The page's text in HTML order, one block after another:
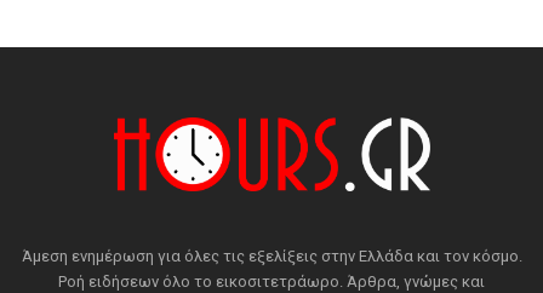
Άμεση ενημέρωση για όλες τις εξελίξεις στην Ελλάδα και τον κόσμο.
Ροή ειδήσεων όλο το εικοσιτετράωρο. Άρθρα, γνώμες και